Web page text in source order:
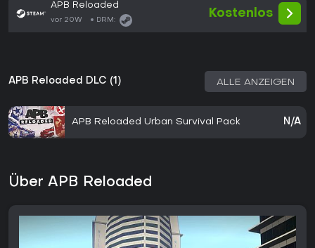
APB Reloaded
vor 20W DRM:
Kostenlos
APB Reloaded DLC (1) ALLE ANZEIGEN
APB Reloaded Urban Survival Pack N/A
Über APB Reloaded